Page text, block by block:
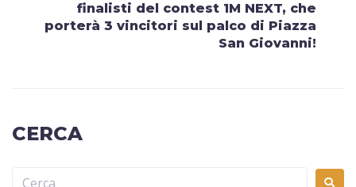
finalisti del contest 1M NEXT, che
porterà 3 vincitori sul palco di Piazza
San Giovanni!
CERCA